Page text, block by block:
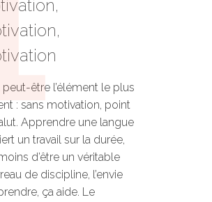
peut-être l’élément le plus
: sans motivation, point
Apprendre une langue
un travail sur la durée,
d’être un véritable
de discipline, l’envie
ça aide. Le